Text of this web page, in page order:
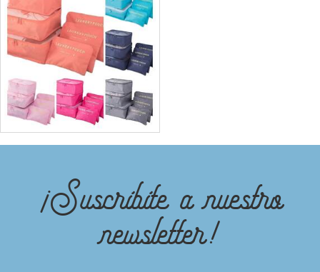
10% OFF - ORGANIZADORES DE
VALIJA X 3 PACKS - SURTIDOS
¡Suscribite a nuestro
newsletter!